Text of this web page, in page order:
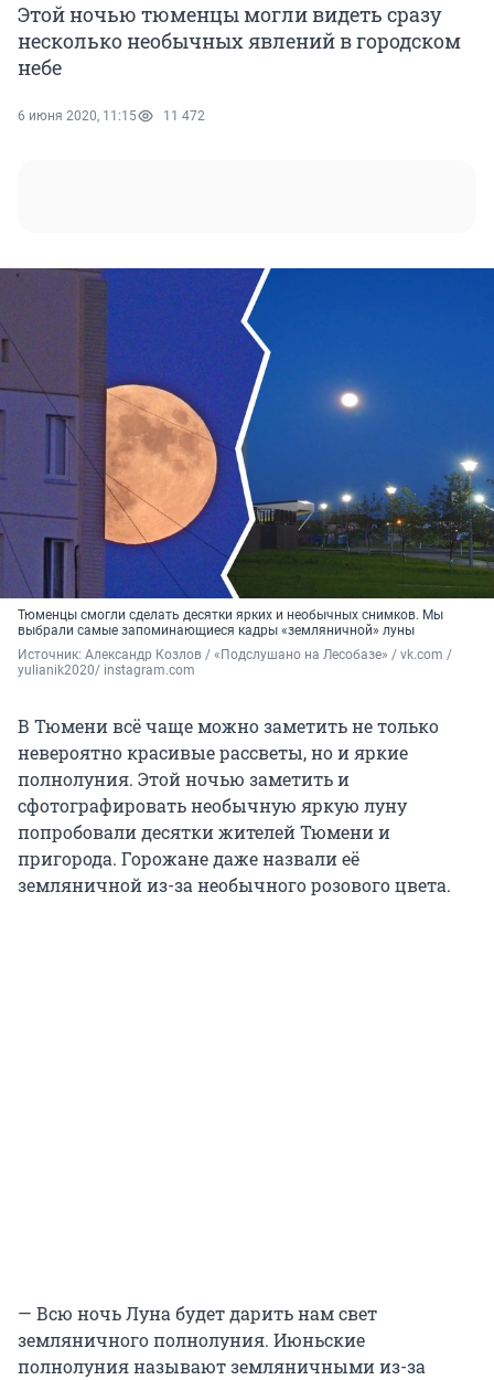
Этой ночью тюменцы могли видеть сразу
несколько необычных явлений в городском
небе
6 июня 2020, 11:15 11 472
Тюменцы смогли сделать десятки ярких и необычных снимков. Мы
выбрали самые запоминающиеся кадры «земляничной» луны
Источник: Александр Козлов / «Подслушано на Лесобазе» / vk.com /
yulianik2020/ instagram.com
В Тюмени всё чаще можно заметить не только
невероятно красивые рассветы, но и яркие
полнолуния. Этой ночью заметить и
сфотографировать необычную яркую луну
попробовали десятки жителей Тюмени и
пригорода. Горожане даже назвали её
земляничной из-за необычного розового цвета.
— Всю ночь Луна будет дарить нам свет
земляничного полнолуния. Июньские
полнолуния называют земляничными из-за